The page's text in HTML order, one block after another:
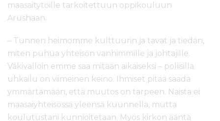
maasaitytöille tarkoitettuun oppikouluun
Arushaan.
– Tunnen heimomme kulttuurin ja tavat ja tiedän,
miten puhua yhteisön vanhimmille ja johtajille.
Väkivalloin emme saa mitään aikaiseksi – poliisilla
uhkailu on viimeinen keino. Ihmiset pitää saada
ymmärtämään, että muutos on tarpeen. Naista ei
maasaiyhteisössä yleensä kuunnella, mutta
koulutustani kunnioitetaan. Myös kirkon ääntä